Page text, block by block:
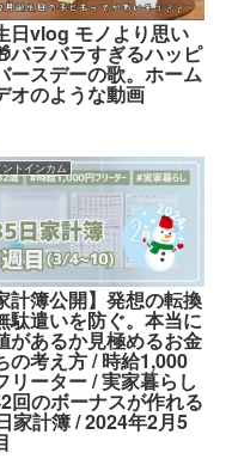
日vlog モノより思い
バラバラすぎるハッピ
ースデーの歌。ホーム
オのような動画
トインカム
計簿公開】発想の転換
駄遣いを防ぐ。本当に
があるか見極めるお金
の考え方 / 時給1,000
リーター / 実家暮らし
回のボーナスが作れる
家計簿 / 2024年2月5